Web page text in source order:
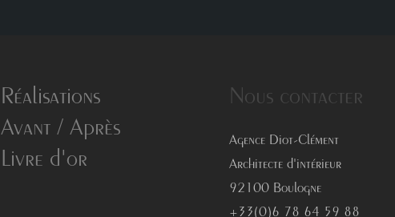
Réalisations
Avant / Après
Livre d'or
Nous contacter
Agence Diot-Clément
Architecte d'intérieur
92100 Boulogne
+33(0)6 78 64 59 88